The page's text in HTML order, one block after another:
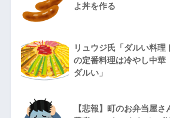
よ丼を作る
リュウジ氏「ダルい料理
の定番料理は冷やし中
ダルい」
【悲報】町のお弁当屋